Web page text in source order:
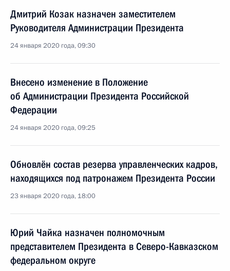
Дмитрий Козак назначен заместителем
Руководителя Администрации Президента
24 января 2020 года, 09:30
Внесено изменение в Положение
об Администрации Президента Российской
Федерации
24 января 2020 года, 09:25
Обновлён состав резерва управленческих кадров,
находящихся под патронажем Президента России
23 января 2020 года, 18:00
Юрий Чайка назначен полномочным
представителем Президента в Северо-Кавказском
федеральном округе